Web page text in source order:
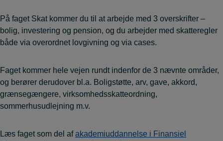
På faget Skat kommer du til at arbejde med 3 overskrifter –
bolig, investering og pension, og du arbejder med skatteregler
både via overordnet lovgivning og via cases.
Faget kommer hele vejen rundt indenfor de 3 nævnte områder,
og berører derudover bl.a. Boligstøtte, arv, gave, akkord,
grænsegængere, virksomhedsskatteordning,
sommerhusudlejning m.v.
Læs faget som del afakademiuddannelse i Finansiel